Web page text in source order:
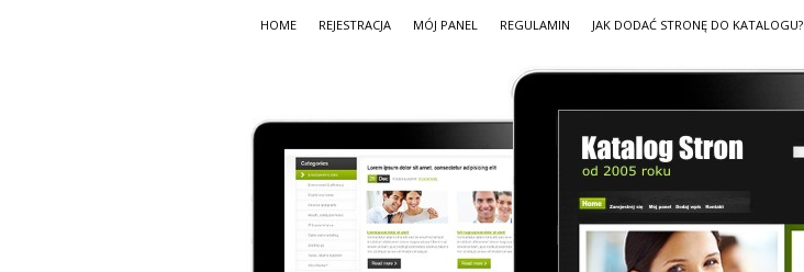
HOME REJESTRACJA MÓJ PANEL REGULAMIN JAK DODAĆ STRONĘ DO KATALOGU?